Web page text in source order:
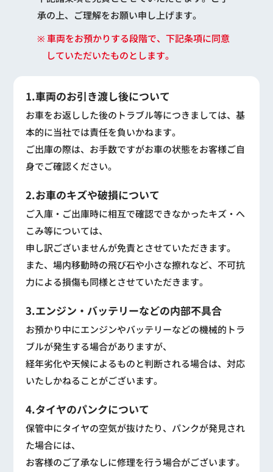
承の上、ご理解をお願い申し上げます。
※ 車両をお預かりする段階で、下記条項に同意
していただいたものとします。
1.車両のお引き渡し後について
お車をお返しした後のトラブル等につきましては、基
本的に当社では責任を負いかねます。
ご出庫の際は、お手数ですがお車の状態をお客様ご自
身でご確認ください。
2.お車のキズや破損について
ご入庫・ご出庫時に相互で確認できなかったキズ・へ
こみ等については、
申し訳ございませんが免責とさせていただきます。
また、場内移動時の飛び石や小さな擦れなど、不可抗
力による損傷も同様とさせていただきます。
3.エンジン・バッテリーなどの内部不具合
お預かり中にエンジンやバッテリーなどの機械的トラ
ブルが発生する場合がありますが、
経年劣化や天候によるものと判断される場合は、対応
いたしかねることがございます。
4.タイヤのパンクについて
保管中にタイヤの空気が抜けたり、パンクが発見され
た場合には、
お客様のご了承なしに修理を行う場合がございます。